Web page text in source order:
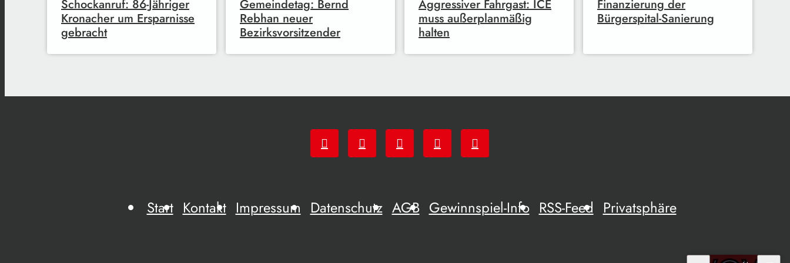
Schockanruf: 86-Jähriger
Kronacher um Ersparnisse
gebracht
Gemeindetag: Bernd
Rebhan neuer
Bezirksvorsitzender
Aggressiver Fahrgast: ICE
muss außerplanmäßig
halten
Finanzierung der
Bürgerspital-Sanierung
Start Kontakt Impressum Datenschutz AGB Gewinnspiel-Info RSS-Feed Privatsphäre